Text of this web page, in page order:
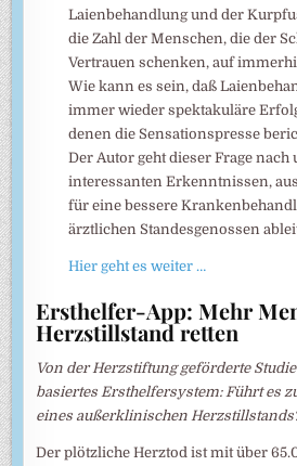
Laienbehandlung und der
die Zahl der Menschen, die der
Vertrauen schenken, auf
Wie kann es sein, daß
immer wieder spektakuläre
denen die Sensationspresse
Der Autor geht dieser Frage
interessanten Erkenntnissen,
für eine bessere
ärztlichen Standesgenossen
Hier geht es weiter …
Ersthelfer-App: Mehr
Herzstillstand retten
Von der Herzstiftung geförderte
basiertes Ersthelfersystem: Führt es
eines außerklinischen
Der plötzliche Herztod ist mit über